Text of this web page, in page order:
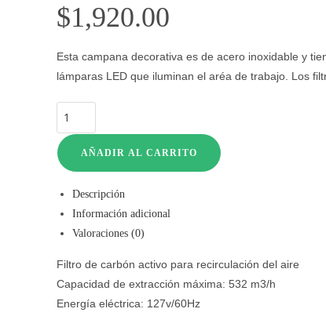
$1,920.00
Esta campana decorativa es de acero inoxidable y
lámparas LED que iluminan el aréa de trabajo. Los
AÑADIR AL CARRITO
Descripción
Información adicional
Valoraciones (0)
Filtro de carbón activo para recirculación del aire
Capacidad de extracción máxima: 532 m3/h
Energía eléctrica: 127v/60Hz